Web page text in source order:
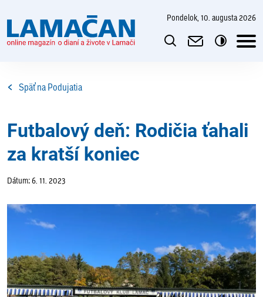
pondelok, 10. augusta 2026
Späť na Podujatia
Futbalový deň: Rodičia ťahali
za kratší koniec
Dátum: 6. 11. 2023